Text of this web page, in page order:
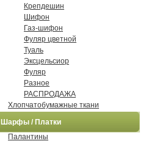
Крепдешин
Шифон
Газ-шифон
Фуляр цветной
Туаль
Эксцельсиор
Фуляр
Разное
РАСПРОДАЖА
Хлопчатобумажные ткани
Шарфы / Платки
Палантины